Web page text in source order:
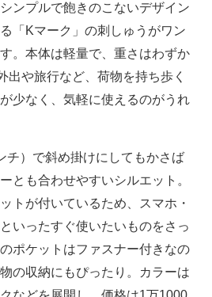
ンプルで飽きのこないデザイン
「Kマーク」の刺しゅうがワン
。本体は軽量で、重さはわずか
出や旅行など、荷物を持ち歩く
少なく、気軽に使えるのがうれ
）で斜め掛けにしてもかさば
とも合わせやすいシルエット。
トが付いているため、スマホ・
いったすぐ使いたいものをさっ
ポケットはファスナー付きなの
の収納にもぴったり。カラーは